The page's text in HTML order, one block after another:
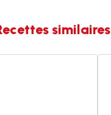
similaires